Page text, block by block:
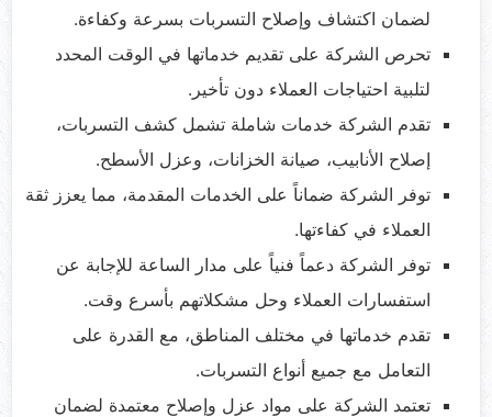
لضمان اكتشاف وإصلاح التسربات بسرعة وكفاءة.
تحرص الشركة على تقديم خدماتها في الوقت المحدد
لتلبية احتياجات العملاء دون تأخير.
تقدم الشركة خدمات شاملة تشمل كشف التسربات،
إصلاح الأنابيب، صيانة الخزانات، وعزل الأسطح.
توفر الشركة ضماناً على الخدمات المقدمة، مما يعزز ثقة
العملاء في كفاءتها.
توفر الشركة دعماً فنياً على مدار الساعة للإجابة عن
استفسارات العملاء وحل مشكلاتهم بأسرع وقت.
تقدم خدماتها في مختلف المناطق، مع القدرة على
التعامل مع جميع أنواع التسربات.
تعتمد الشركة على مواد عزل وإصلاح معتمدة لضمان